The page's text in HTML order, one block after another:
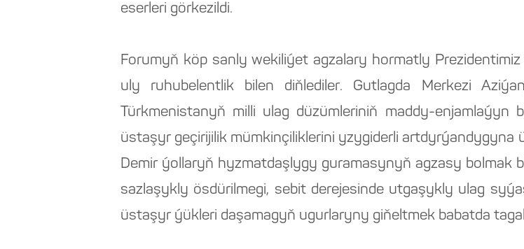
eserleri görkezildi.
Forumyň köp sanly wekiliýet agzalary hormatly
uly ruhubelentlik bilen diňlediler. Gutlagda Merkezi
Türkmenistanyň milli ulag düzümleriniň maddy-enjamlaýyn
üstaşyr geçirijilik mümkinçiliklerini yzygiderli artdyrýandygyna
Demir ýollaryň hyzmatdaşlygy guramasynyň agzasy bolmak
sazlaşykly ösdürilmegi, sebit derejesinde utgaşykly ulag
üstaşyr ýükleri daşamagyň ugurlaryny giňeltmek babatda